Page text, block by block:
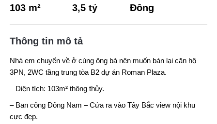
103 m² 3,5 tỷ Đông
Thông tin mô tả
Nhà em chuyển về ở cùng ông bà nên muốn bán lại căn hộ
3PN, 2WC tầng trung tòa B2 dự án Roman Plaza.
– Diện tích: 103m² thông thủy.
– Ban công Đông Nam – Cửa ra vào Tây Bắc view nội khu
cực đẹp.